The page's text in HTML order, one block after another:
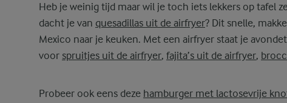
Heb je weinig tijd maar wil je toch iets lekkers op tafel
dacht je van quesadillas uit de airfryer? Dit snelle,
Mexico naar je keuken. Met een airfryer staat je
voor spruitjes uit de airfryer, fajita’s uit de airfryer,
Probeer ook eens deze hamburger met lactosevrije